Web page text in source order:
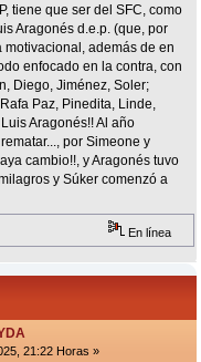
tiene que ser del SFC, como
Aragonés d.e.p. (que, por
además de en
enfocado en la contra, con
Diego, Jiménez, Soler;
Paz, Pinedita, Linde,
Aragonés!! Al año
por Simeone y
cambio!!, y Aragonés tuvo
y Súker comenzó a
En línea
21:22 Horas »